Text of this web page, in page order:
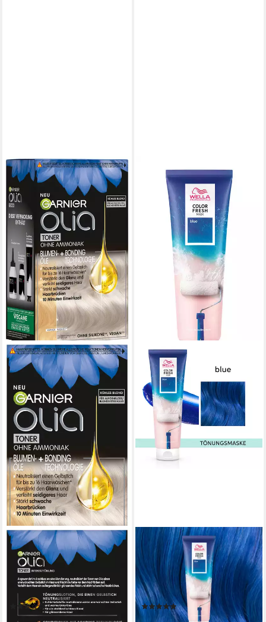
GARNIER
Haartönung Garnier Olia
Toner, mit Intensivtönung für
bis zu 16 Haarwäschen,
vegane Formel
(3)
7,99 €
WELLA PROFESSIONALS
Haartönung COLOR FRESH
MASK, frei von Silikonen,
auswaschbar, wöchentliche
Anwendung
(6)
17,99 € UVP 22,95 €